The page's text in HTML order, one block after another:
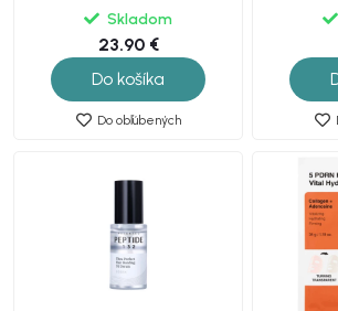
Skladom
23.90 €
Do košíka
Do obľúbených